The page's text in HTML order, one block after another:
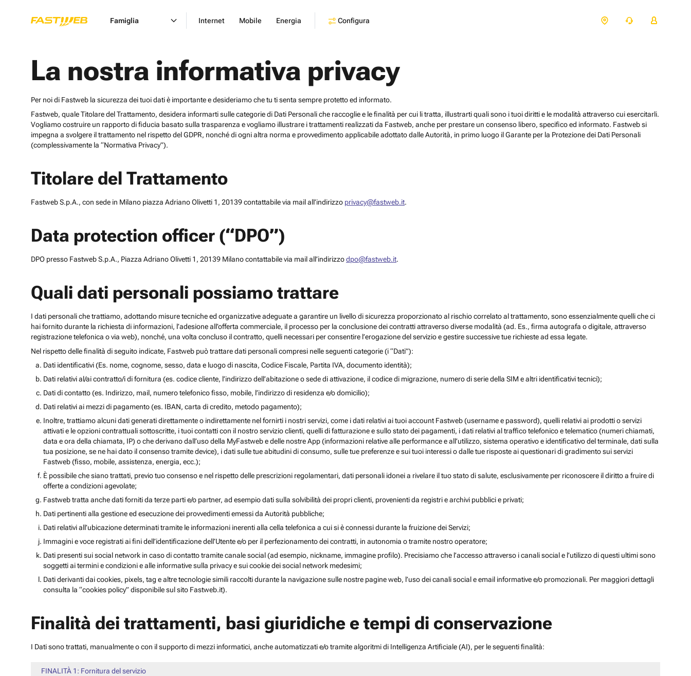
Famiglia Internet Mobile Energia Configura
La nostra informativa privacy
Per noi di Fastweb la sicurezza dei tuoi dati è importante e desideriamo che tu ti senta sempre protetto ed informato.
Fastweb, quale Titolare del Trattamento, desidera informarti sulle categorie di Dati Personali che raccoglie e le finalità per cui li tratta, illustrarti quali sono i tuoi diritti e le modalità attraverso cui esercitarli.
Vogliamo costruire un rapporto di fiducia basato sulla trasparenza e vogliamo illustrare i trattamenti realizzati da Fastweb, anche per prestare un consenso libero, specifico ed informato. Fastweb si
impegna a svolgere il trattamento nel rispetto del GDPR, nonché di ogni altra norma e provvedimento applicabile adottato dalle Autorità, in primo luogo il Garante per la Protezione dei Dati Personali
(complessivamente la “Normativa Privacy”).
Titolare del Trattamento
Fastweb S.p.A., con sede in Milano piazza Adriano Olivetti 1, 20139 contattabile via mail all’indirizzo privacy@fastweb.it.
Data protection officer (“DPO”)
DPO presso Fastweb S.p.A., Piazza Adriano Olivetti 1, 20139 Milano contattabile via mail all’indirizzodpo@fastweb.it.
Quali dati personali possiamo trattare
I dati personali che trattiamo, adottando misure tecniche ed organizzative adeguate a garantire un livello di sicurezza proporzionato al rischio correlato al trattamento, sono essenzialmente quelli che ci
hai fornito durante la richiesta di informazioni, l’adesione all’offerta commerciale, il processo per la conclusione dei contratti attraverso diverse modalità (ad. Es., firma autografa o digitale, attraverso
registrazione telefonica o via web), nonché, una volta concluso il contratto, quelli necessari per consentire l’erogazione del servizio e gestire successive tue richieste ad essa legate.
Nel rispetto delle finalità di seguito indicate, Fastweb può trattare dati personali compresi nelle seguenti categorie (i “Dati”):
Dati identificativi (Es. nome, cognome, sesso, data e luogo di nascita, Codice Fiscale, Partita IVA, documento identità);
Dati relativi al/ai contratto/i di fornitura (es. codice cliente, l’indirizzo dell’abitazione o sede di attivazione, il codice di migrazione, numero di serie della SIM e altri identificativi tecnici);
Dati di contatto (es. Indirizzo, mail, numero telefonico fisso, mobile, l’indirizzo di residenza e/o domicilio);
Dati relativi ai mezzi di pagamento (es. IBAN, carta di credito, metodo pagamento);
Inoltre, trattiamo alcuni dati generati direttamente o indirettamente nel fornirti i nostri servizi, come i dati relativi ai tuoi account Fastweb (username e password), quelli relativi ai prodotti o servizi
attivati e le opzioni contrattuali sottoscritte, i tuoi contatti con il nostro servizio clienti, quelli di fatturazione e sullo stato dei pagamenti, i dati relativi al traffico telefonico e telematico (numeri chiamati,
data e ora della chiamata, IP) o che derivano dall’uso della MyFastweb e delle nostre App (informazioni relative alle performance e all’utilizzo, sistema operativo e identificativo del terminale, dati sulla
tua posizione, se ne hai dato il consenso tramite device), i dati sulle tue abitudini di consumo, sulle tue preferenze e sui tuoi interessi o dalle tue risposte ai questionari di gradimento sui servizi
Fastweb (fisso, mobile, assistenza, energia, ecc.);
È possibile che siano trattati, previo tuo consenso e nel rispetto delle prescrizioni regolamentari, dati personali idonei a rivelare il tuo stato di salute, esclusivamente per riconoscere il diritto a fruire di
offerte a condizioni agevolate;
Fastweb tratta anche dati forniti da terze parti e/o partner, ad esempio dati sulla solvibilità dei propri clienti, provenienti da registri e archivi pubblici e privati;
Dati pertinenti alla gestione ed esecuzione dei provvedimenti emessi da Autorità pubbliche;
Dati relativi all’ubicazione determinati tramite le informazioni inerenti alla cella telefonica a cui si è connessi durante la fruizione dei Servizi;
Immagini e voce registrati ai fini dell’identificazione dell’Utente e/o per il perfezionamento dei contratti, in autonomia o tramite nostro operatore;
Dati presenti sui social network in caso di contatto tramite canale social (ad esempio, nickname, immagine profilo). Precisiamo che l’accesso attraverso i canali social e l’utilizzo di questi ultimi sono
soggetti ai termini e condizioni e alle informative sulla privacy e sui cookie dei social network medesimi;
Dati derivanti dai cookies, pixels, tag e altre tecnologie simili raccolti durante la navigazione sulle nostre pagine web, l’uso dei canali social e email informative e/o promozionali. Per maggiori dettagli
consulta la “cookies policy” disponibile sul sito Fastweb.it).
Finalità dei trattamenti, basi giuridiche e tempi di conservazione
I Dati sono trattati, manualmente o con il supporto di mezzi informatici, anche automatizzati e/o tramite algoritmi di Intelligenza Artificiale (AI), per le seguenti finalità:
FINALITÀ 1: Fornitura del servizio